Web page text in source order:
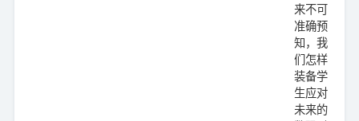
来不可
准确预
知，我
们怎样
装备学
生应对
未来的